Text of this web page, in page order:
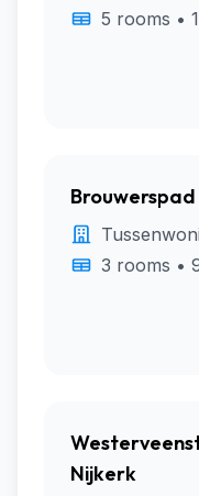
5 rooms •
3 rooms •
Nijkerk